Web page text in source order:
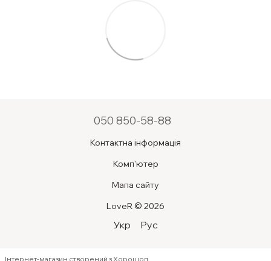
050 850-58-88
Контактна інформація
Комп'ютер
Мапа сайту
LoveR © 2026
Укр Рус
Інтернет-магазин створений з Хорошоп